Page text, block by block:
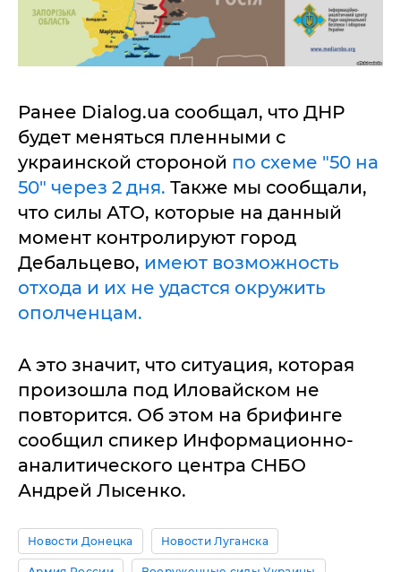
Ранее Dialog.ua сообщал, что ДНР
будет меняться пленными с
украинской стороной по схеме "50 на
50" через 2 дня. Также мы сообщали,
что силы АТО, которые на данный
момент контролируют город
Дебальцево, имеют возможность
отхода и их не удастся окружить
ополченцам.
А это значит, что ситуация, которая
произошла под Иловайском не
повторится. Об этом на брифинге
сообщил спикер Информационно-
аналитического центра СНБО
Андрей Лысенко.
Новости Донецка Новости Луганска